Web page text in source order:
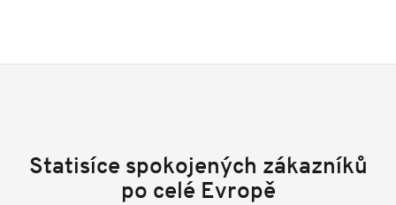
Statisíce spokojených zákazníků
po celé Evropě